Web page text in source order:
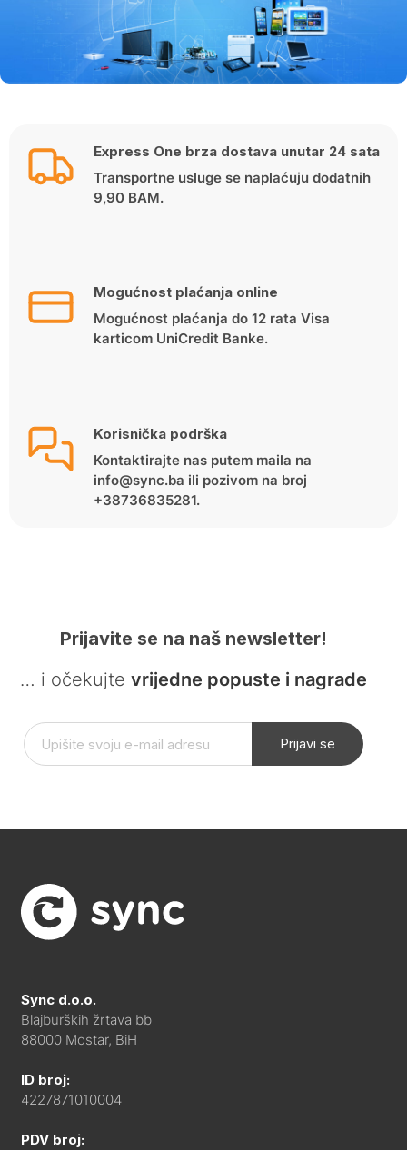
Express One brza dostava unutar 24 sata
Transportne usluge se naplaćuju dodatnih
9,90 BAM.
Mogućnost plaćanja online
Mogućnost plaćanja do 12 rata Visa
karticom UniCredit Banke.
Korisnička podrška
Kontaktirajte nas putem maila na
info@sync.ba ili pozivom na broj
+38736835281.
Prijavite se na naš newsletter!
… i očekujte vrijedne popuste i nagrade
Prijavi se
Sync d.o.o.
Blajburških žrtava bb
88000 Mostar, BiH
ID broj:
4227871010004
PDV broj: